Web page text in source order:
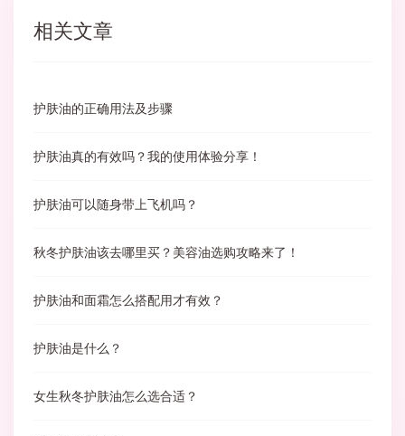
相关文章
护肤油的正确用法及步骤
护肤油真的有效吗？我的使用体验分享！
护肤油可以随身带上飞机吗？
秋冬护肤油该去哪里买？美容油选购攻略来了！
护肤油和面霜怎么搭配用才有效？
护肤油是什么？
女生秋冬护肤油怎么选合适？